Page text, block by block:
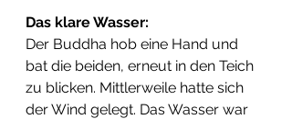
​Das klare Wasser:
​Der Buddha hob eine Hand und
bat die beiden, erneut in den Teich
zu blicken. Mittlerweile hatte sich
der Wind gelegt. Das Wasser war